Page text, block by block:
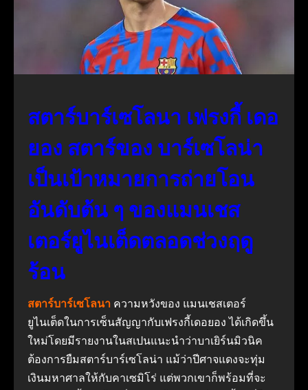
สตาร์บาร์เซโลนา เฟรงกี้ เดอ
ยอง สตาร์ของ บาร์เซโลน่า
เป็นเป้าหมายการถ่ายโอน
อันดับต้น ๆ ของแมนเชส
เตอร์ยูไนเต็ดตลอดช่วงฤดู
ร้อน
สตาร์บาร์เซโลนา ความหวังของ แมนเชสเตอร์
ยูไนเต็ดในการเซ็นสัญญากับเฟรงกี้เดอยอง ได้เกิดขึ้น
ใหม่โดยมีรายงานในสเปนแนะนำว่าบาเยิร์นมิวนิค
ต้องการยืมสตาร์บาร์เซโลน่า แม้ว่าปีศาจแดงจะทุ่ม
เงินมหาศาลให้กับคาเซมิโร่ แต่พวกเขาก็พร้อมที่จะ